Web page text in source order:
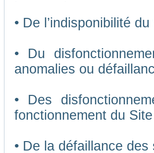
• De l’indisponibilité
• Du
anomalies ou
• Des
fonctionnement du
• De la défaillance des